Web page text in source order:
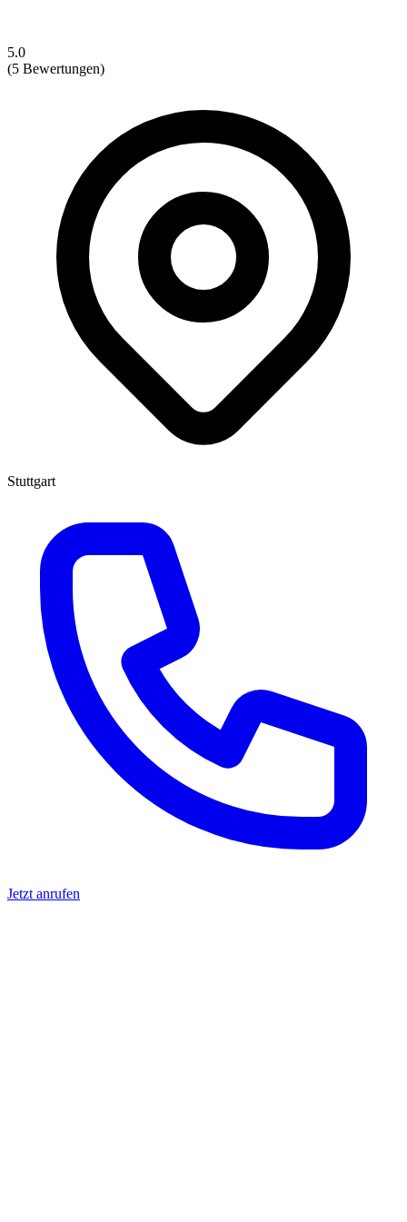
5.0
(5 Bewertungen)
Stuttgart
Jetzt anrufen